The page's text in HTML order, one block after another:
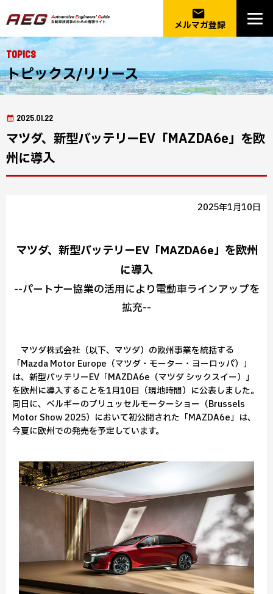
email
メルマガ登録
Topics
トピックス/リリース
2025.01.22
マツダ、新型バッテリーEV「MAZDA6e」を欧
州に導入
2025年1月10日
マツダ、新型バッテリーEV「MAZDA6e」を欧州
に導入
--パートナー協業の活用により電動車ラインアップを
拡充--
マツダ株式会社（以下、マツダ）の欧州事業を統括する
「Mazda Motor Europe（マツダ・モーター・ヨーロッパ）」
は、新型バッテリーEV「MAZDA6e（マツダ シックスイー）」
を欧州に導入することを1月10日（現地時間）に公表しました。
同日に、ベルギーのブリュッセルモーターショー（Brussels
Motor Show 2025）において初公開された「MAZDA6e」は、
今夏に欧州での発売を予定しています。